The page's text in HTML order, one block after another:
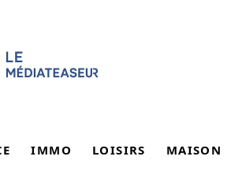
IMMO LOISIRS MAISON